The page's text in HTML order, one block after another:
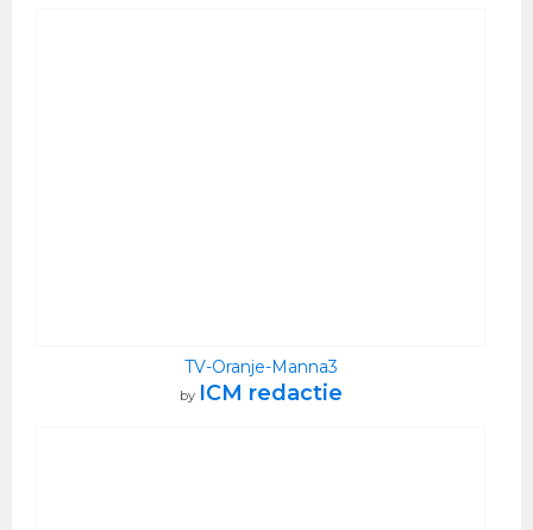
TV-Oranje-Manna3
by ICM redactie